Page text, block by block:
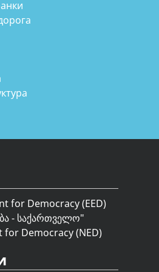
for Democracy (EED)
- საქართველო"
Democracy (NED)